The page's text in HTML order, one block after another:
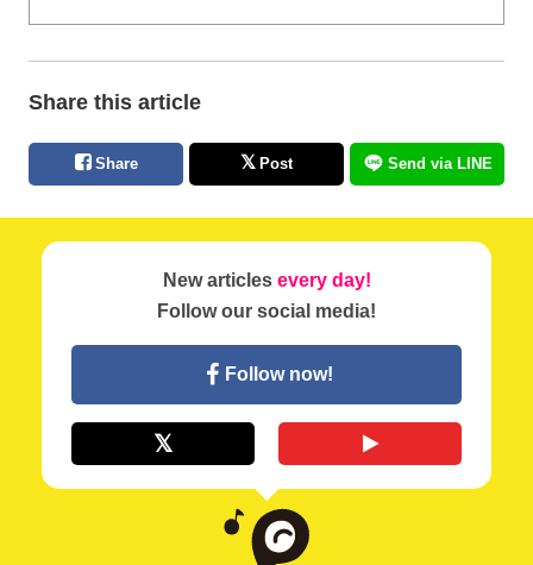
Share this article
Share Post Send via LINE
New articles every day!
Follow our social media!
Follow now!